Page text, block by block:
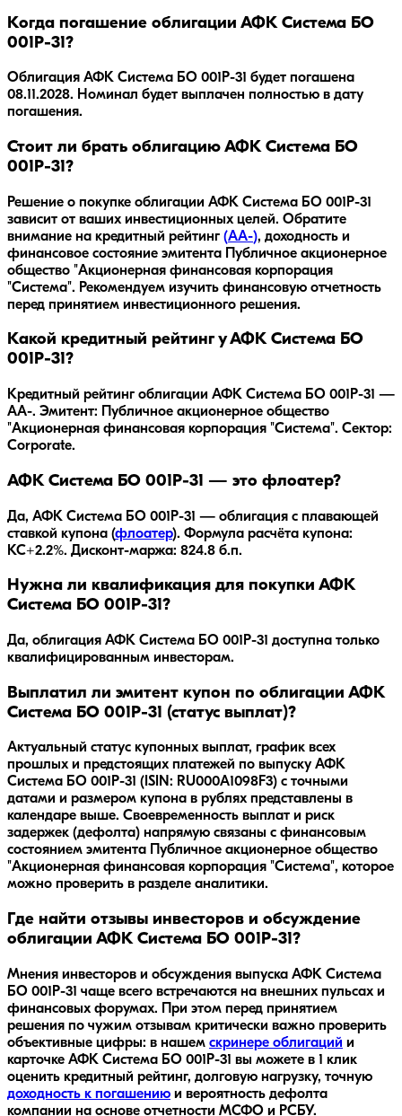
Когда погашение облигации АФК Система БО
001Р-31?
Облигация АФК Система БО 001Р-31 будет погашена
08.11.2028. Номинал будет выплачен полностью в дату
погашения.
Стоит ли брать облигацию АФК Система БО
001Р-31?
Решение о покупке облигации АФК Система БО 001Р-31
зависит от ваших инвестиционных целей. Обратите
внимание на кредитный рейтинг (AA-), доходность и
финансовое состояние эмитента Публичное акционерное
общество "Акционерная финансовая корпорация
"Система". Рекомендуем изучить финансовую отчетность
перед принятием инвестиционного решения.
Какой кредитный рейтинг у АФК Система БО
001Р-31?
Кредитный рейтинг облигации АФК Система БО 001Р-31 —
AA-. Эмитент: Публичное акционерное общество
"Акционерная финансовая корпорация "Система". Сектор:
Corporate.
АФК Система БО 001Р-31 — это флоатер?
Да, АФК Система БО 001Р-31 — облигация с плавающей
ставкой купона (флоатер). Формула расчёта купона:
КС+2.2%. Дисконт-маржа: 824.8 б.п.
Нужна ли квалификация для покупки АФК
Система БО 001Р-31?
Да, облигация АФК Система БО 001Р-31 доступна только
квалифицированным инвесторам.
Выплатил ли эмитент купон по облигации АФК
Система БО 001Р-31 (статус выплат)?
Актуальный статус купонных выплат, график всех
прошлых и предстоящих платежей по выпуску АФК
Система БО 001Р-31 (ISIN: RU000A1098F3) с точными
датами и размером купона в рублях представлены в
календаре выше. Своевременность выплат и риск
задержек (дефолта) напрямую связаны с финансовым
состоянием эмитента Публичное акционерное общество
"Акционерная финансовая корпорация "Система", которое
можно проверить в разделе аналитики.
Где найти отзывы инвесторов и обсуждение
облигации АФК Система БО 001Р-31?
Мнения инвесторов и обсуждения выпуска АФК Система
БО 001Р-31 чаще всего встречаются на внешних пульсах и
финансовых форумах. При этом перед принятием
решения по чужим отзывам критически важно проверить
объективные цифры: в нашем скринере облигаций и
карточке АФК Система БО 001Р-31 вы можете в 1 клик
оценить кредитный рейтинг, долговую нагрузку, точную
доходность к погашению и вероятность дефолта
компании на основе отчетности МСФО и РСБУ.